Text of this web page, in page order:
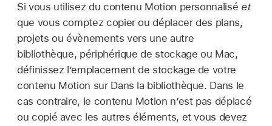
Si vous utilisez du contenu Motion personnalisé et
que vous comptez copier ou déplacer des plans,
projets ou évènements vers une autre
bibliothèque, périphérique de stockage ou Mac,
définissez l’emplacement de stockage de votre
contenu Motion sur Dans la bibliothèque. Dans le
cas contraire, le contenu Motion n’est pas déplacé
ou copié avec les autres éléments, et vous devez